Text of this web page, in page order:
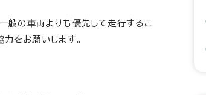
般の車両よりも優先して走行するこ
をお願いします。